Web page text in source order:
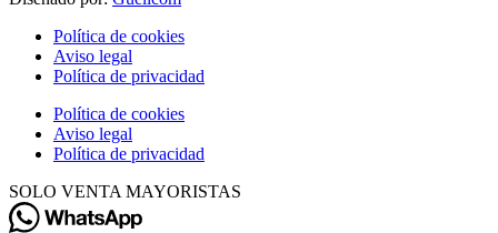
Política de cookies
Aviso legal
Política de privacidad
Política de cookies
Aviso legal
Política de privacidad
SOLO VENTA MAYORISTAS